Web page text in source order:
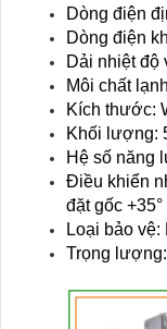
Dòng điện
Dòng điện
Dải nhiệt độ
Môi chất
Kích thước:
Khối lượng:
Hệ số năng
Điều khiển
đặt gốc +35°
Loại bảo vệ:
Trọng